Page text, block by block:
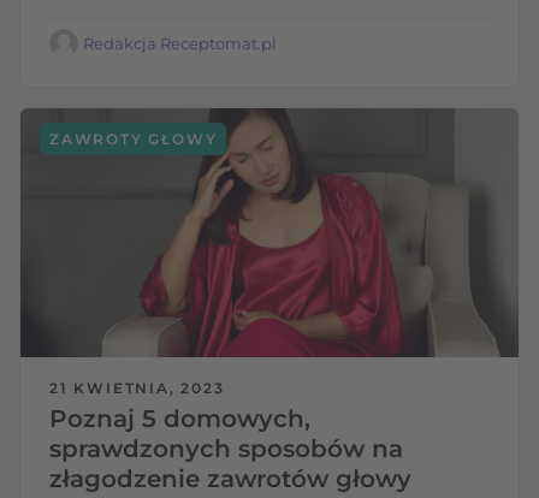
Redakcja Receptomat.pl
21 KWIETNIA, 2023
Poznaj 5 domowych,
sprawdzonych sposobów na
złagodzenie zawrotów głowy
ZAWROTY GŁOWY